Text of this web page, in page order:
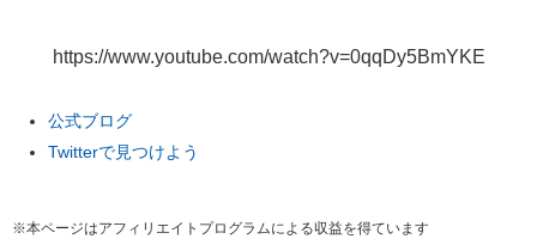
https://www.youtube.com/watch?v=0qqDy5BmYKE
公式ブログ
Twitterで見つけよう
※本ページはアフィリエイトプログラムによる収益を得ています